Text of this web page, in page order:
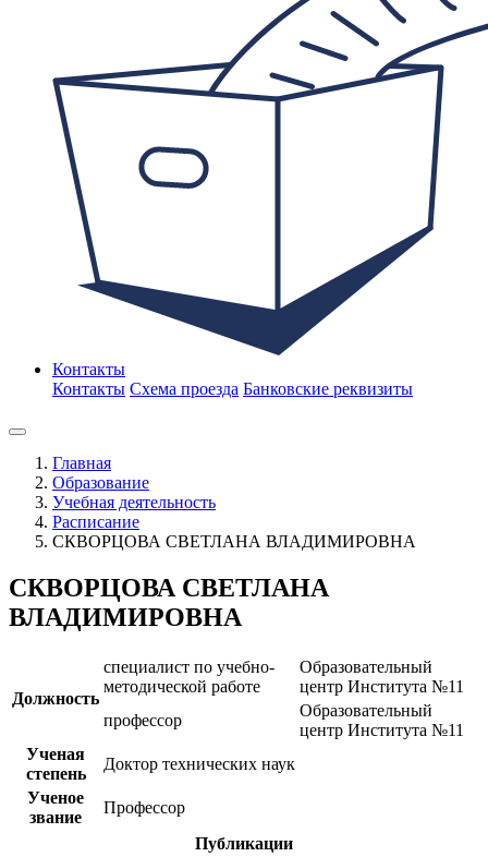
Контакты
Контакты Схема проезда Банковские реквизиты
Главная
Образование
Учебная деятельность
Расписание
СКВОРЦОВА СВЕТЛАНА ВЛАДИМИРОВНА
СКВОРЦОВА СВЕТЛАНА
ВЛАДИМИРОВНА
Должность
специалист по учебно-
методической работе
Образовательный
центр Института №11
профессор
Образовательный
центр Института №11
Ученая
степень
Доктор технических наук
Ученое
звание
Профессор
Публикации